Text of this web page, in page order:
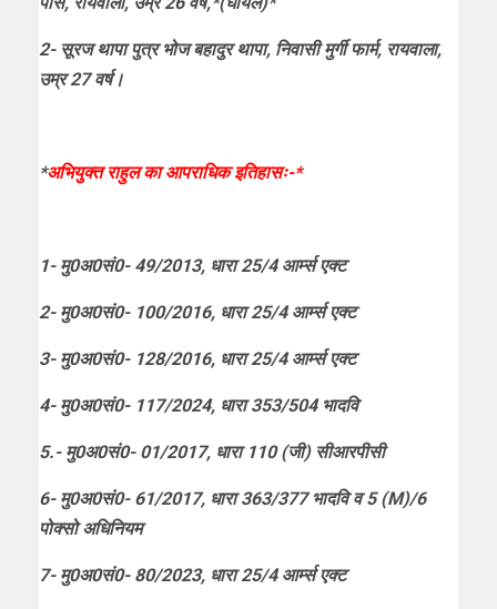
2- सूरज थापा पुत्र भोज बहादुर थापा, निवासी मुर्गी फार्म, रायवाला,
उम्र 27 वर्ष।
*अभियुक्त राहुल का आपराधिक इतिहासः-*
1- मु0अ0सं0- 49/2013, धारा 25/4 आर्म्स एक्ट
2- मु0अ0सं0- 100/2016, धारा 25/4 आर्म्स एक्ट
3- मु0अ0सं0- 128/2016, धारा 25/4 आर्म्स एक्ट
4- मु0अ0सं0- 117/2024, धारा 353/504 भादवि
5.- मु0अ0सं0- 01/2017, धारा 110 (जी) सीआरपीसी
6- मु0अ0सं0- 61/2017, धारा 363/377 भादवि व 5 (M)/6
पोक्सो अधिनियम
7- मु0अ0सं0- 80/2023, धारा 25/4 आर्म्स एक्ट